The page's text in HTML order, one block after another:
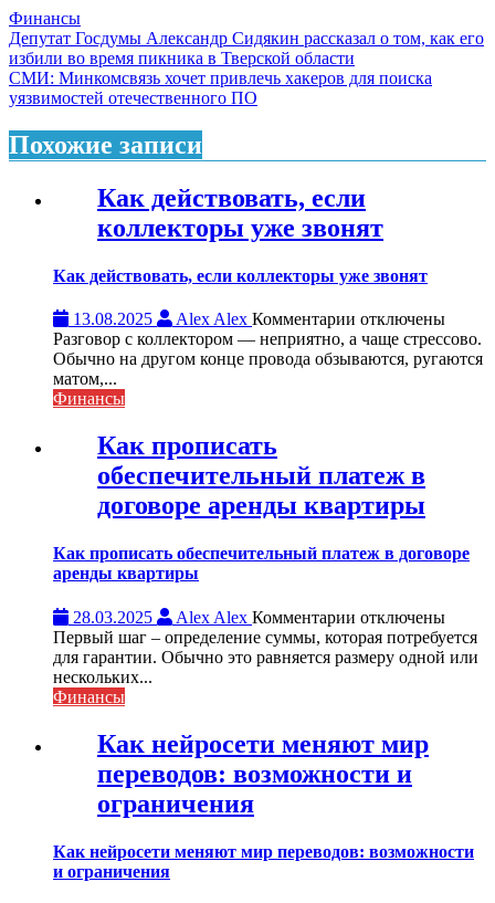
Финансы
Навигация
по
записям
Депутат Госдумы Александр Сидякин рассказал о том, как его
избили во время пикника в Тверской области
СМИ: Минкомсвязь хочет привлечь хакеров для поиска
уязвимостей отечественного ПО
Похожие записи
Как действовать, если
коллекторы уже звонят
Как действовать, если коллекторы уже звонят
13.08.2025 Alex Alex Комментарии к
записи
Как
отключены
Разговор с коллектором — неприятно, а чаще стрессово.
Обычно на другом конце провода обзываются, ругаются
матом,...
Финансы
Как прописать
обеспечительный платеж в
договоре аренды квартиры
Как прописать обеспечительный платеж в договоре
аренды квартиры
28.03.2025 Alex Alex Комментарии к
записи
Как
договоре
аренды
отключены
Первый шаг – определение суммы, которая потребуется
для гарантии. Обычно это равняется размеру одной или
нескольких...
Финансы
Как нейросети меняют мир
переводов: возможности и
ограничения
Как нейросети меняют мир переводов: возможности
и ограничения